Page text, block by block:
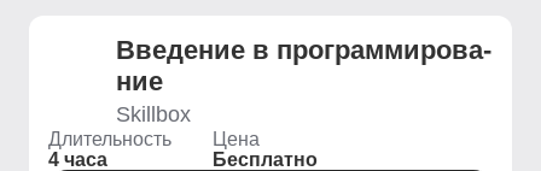
Введение ­в программирова­
ние
Skillbox
Длительность
4 часа
Цена
Бесплатно